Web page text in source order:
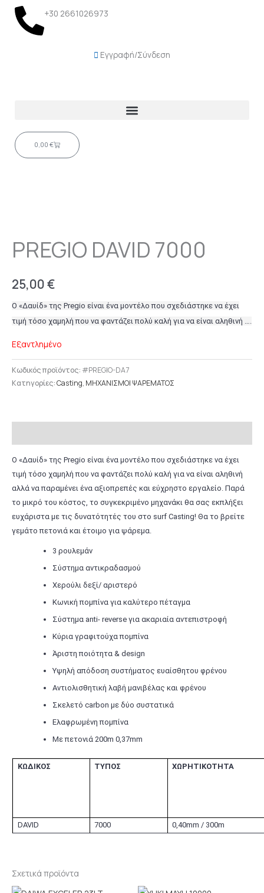
Μετάβαση
περιεχόμενο
+30 2661026973
Εγγραφή/Σύνδεση
0,00 €Cart
PREGIO DAVID 7000
25,00€
Ο «Δαυίδ» της Pregio είναι ένα μοντέλο που σχεδιάστηκε να έχει
τιμή τόσο χαμηλή που να φαντάζει πολύ καλή για να είναι αληθινή ….
Εξαντλημένο
Κωδικός προϊόντος: #PREGIO-DA7
Κατηγορίες:Casting, ΜΗΧΑΝΙΣΜΟΙ ΨΑΡΕΜΑΤΟΣ
Ο «Δαυίδ» της Pregio είναι ένα μοντέλο που σχεδιάστηκε να έχει
τιμή τόσο χαμηλή που να φαντάζει πολύ καλή για να είναι αληθινή
αλλά να παραμένει ένα αξιοπρεπές και εύχρηστο εργαλείο. Παρά
το μικρό του κόστος, το συγκεκριμένο μηχανάκι θα σας εκπλήξει
ευχάριστα με τις δυνατότητές του στο surf Casting! Θα το βρείτε
γεμάτο πετονιά και έτοιμο για ψάρεμα.
3 ρουλεμάν
Σύστημα αντικραδασμού
Χερούλι δεξί/ αριστερό
Κωνική πομπίνα για καλύτερο πέταγμα
Σύστημα anti- reverse για ακαριαία αντεπιστροφή
Κύρια γραφιτούχα πομπίνα
Άριστη ποιότητα & design
Υψηλή απόδοση συστήματος ευαίσθητου φρένου
Αντιολισθητική λαβή μανιβέλας και φρένου
Σκελετό carbon με δύο συστατικά
Ελαφρωμένη πομπίνα
Με πετονιά 200m 0,37mm
ΚΩΔΙΚΟΣ ΤΥΠΟΣ ΧΩΡΗΤΙΚΟΤΗΤΑ
DAVID 7000 0,40mm / 300m
Σχετικά προϊόντα